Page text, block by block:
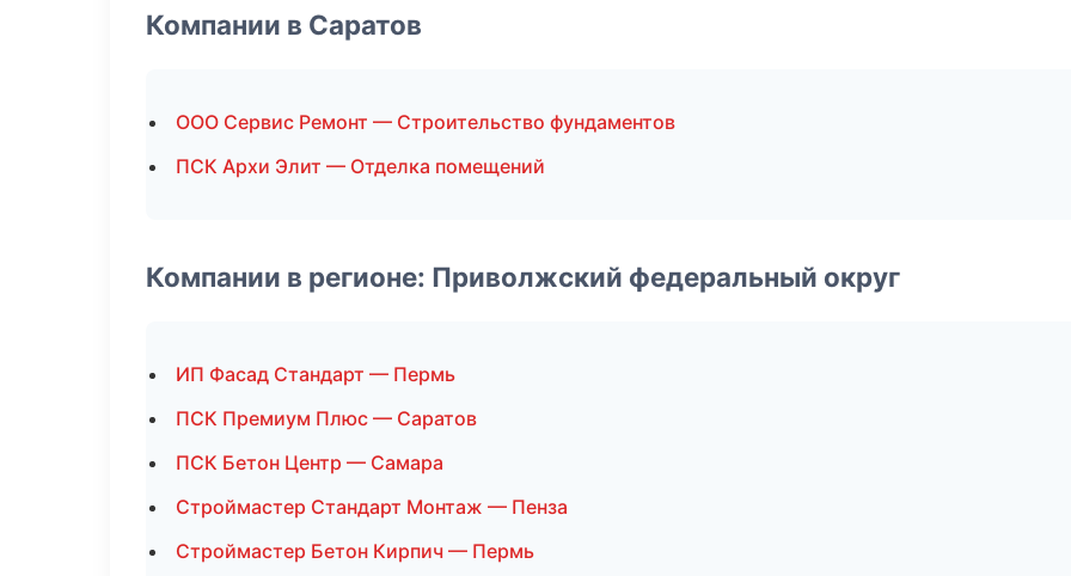
Компании в Саратов
ООО Сервис Ремонт — Строительство фундаментов
ПСК Архи Элит — Отделка помещений
Компании в регионе: Приволжский федеральный округ
ИП Фасад Стандарт — Пермь
ПСК Премиум Плюс — Саратов
ПСК Бетон Центр — Самара
Строймастер Стандарт Монтаж — Пенза
Строймастер Бетон Кирпич — Пермь